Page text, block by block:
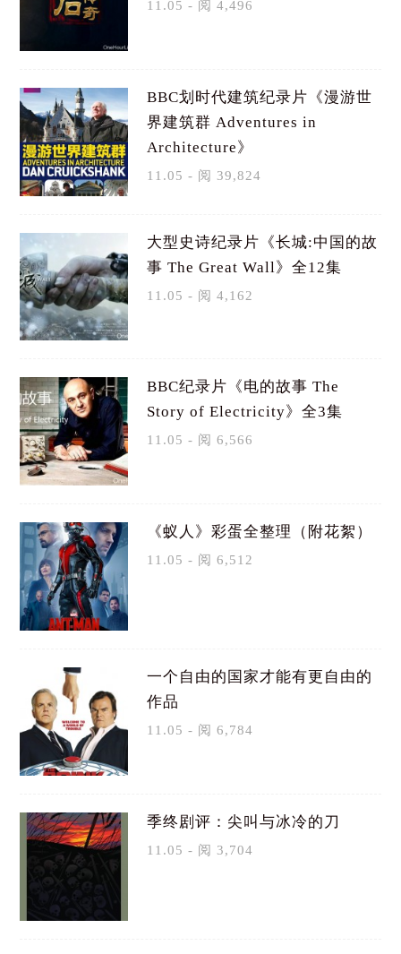
11.05 - 阅 4,496
BBC划时代建筑纪录片《漫游世
界建筑群 Adventures in
Architecture》
11.05 - 阅 39,824
大型史诗纪录片《长城:中国的故
事 The Great Wall》全12集
11.05 - 阅 4,162
BBC纪录片《电的故事 The
Story of Electricity》全3集
11.05 - 阅 6,566
《蚁人》彩蛋全整理（附花絮）
11.05 - 阅 6,512
一个自由的国家才能有更自由的
作品
11.05 - 阅 6,784
季终剧评：尖叫与冰冷的刀
11.05 - 阅 3,704